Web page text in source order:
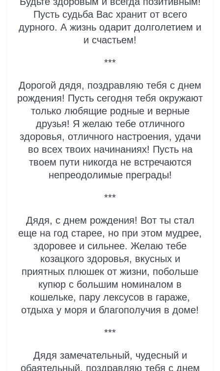
Пусть судьба Вас хранит от всего
дурного. А жизнь одарит долголетием и
и счастьем!
***
Дорогой дядя, поздравляю тебя с днем
рождения! Пусть сегодня тебя окружают
только любящие родные и верные
друзья! Я желаю тебе отличного
здоровья, отличного настроения, удачи
во всех твоих начинаниях! Пусть на
твоем пути никогда не встречаются
непреодолимые преграды!
***
Дядя, с днем рождения! Вот ты стал
еще на год старее, но при этом мудрее,
здоровее и сильнее. Желаю тебе
козацкого здоровья, вкусных и
приятных плюшек от жизни, побольше
купюр с большим номиналом в
кошельке, пару лексусов в гараже,
отдыха у моря и благополучия в доме!
***
Дядя замечательный, чудесный и
обаятельный, поздравляю тебя с днем